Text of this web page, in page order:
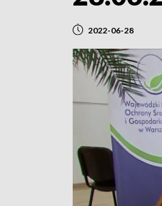
2022-06-28